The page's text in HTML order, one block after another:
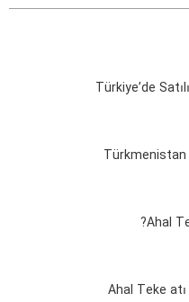
Türkiye’de
Türkmenistan
Ahal
Ahal Teke